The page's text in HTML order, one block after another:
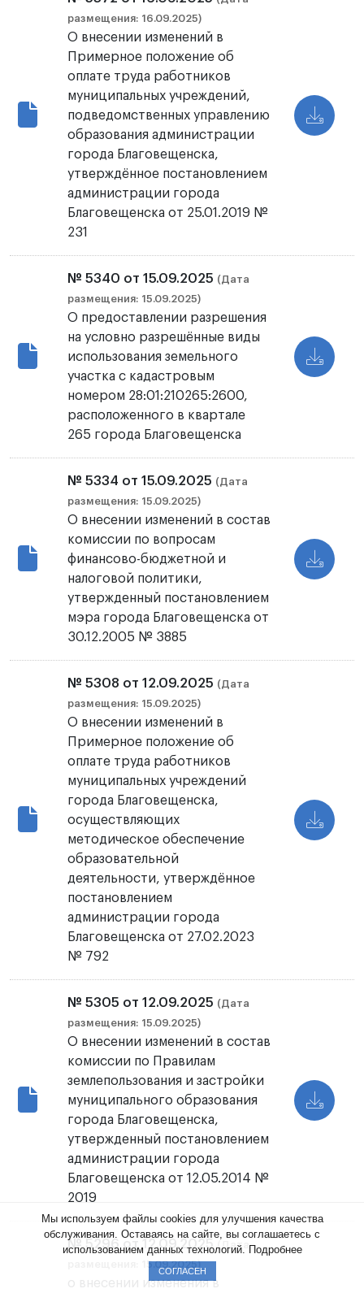
размещения: 16.09.2025)
О внесении изменений в
Примерное положение об
оплате труда работников
муниципальных учреждений,
подведомственных управлению
образования администрации
города Благовещенска,
утверждённое постановлением
администрации города
Благовещенска от 25.01.2019 №
231
№ 5340 от 15.09.2025 (Дата
размещения: 15.09.2025)
О предоставлении разрешения
на условно разрешённые виды
использования земельного
участка с кадастровым
номером 28:01:210265:2600,
расположенного в квартале
265 города Благовещенска
№ 5334 от 15.09.2025 (Дата
размещения: 15.09.2025)
О внесении изменений в состав
комиссии по вопросам
финансово-бюджетной и
налоговой политики,
утвержденный постановлением
мэра города Благовещенска от
30.12.2005 № 3885
№ 5308 от 12.09.2025 (Дата
размещения: 15.09.2025)
О внесении изменений в
Примерное положение об
оплате труда работников
муниципальных учреждений
города Благовещенска,
осуществляющих
методическое обеспечение
образовательной
деятельности, утверждённое
постановлением
администрации города
Благовещенска от 27.02.2023
№ 792
№ 5305 от 12.09.2025 (Дата
размещения: 15.09.2025)
О внесении изменений в состав
комиссии по Правилам
землепользования и застройки
муниципального образования
города Благовещенска,
утвержденный постановлением
администрации города
Благовещенска от 12.05.2014 №
2019
№ 5296 от 12.09.2025 (Дата
размещения: 15.09.2025)
о внесении изменения в
Мы используем файлы cookies для улучшения качества
обслуживания. Оставаясь на сайте, вы соглашаетесь с
использованием данных технологий. Подробнее
СОГЛАСЕН